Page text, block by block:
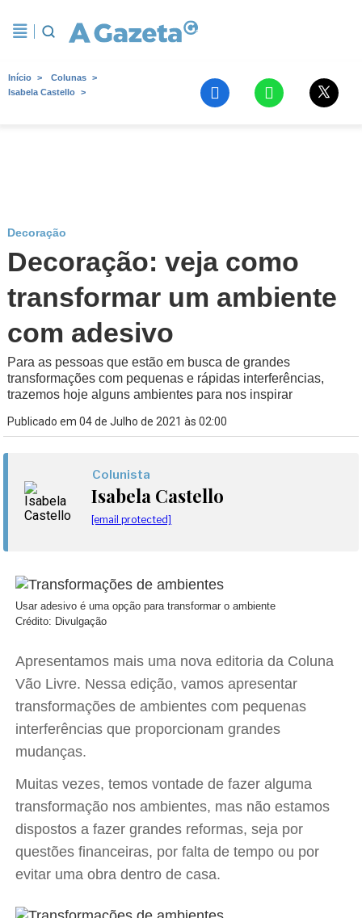
Início
Colunas
Isabela Castello
Decoração
Decoração: veja como
transformar um ambiente
com adesivo
Para as pessoas que estão em busca de grandes
transformações com pequenas e rápidas interferências,
trazemos hoje alguns ambientes para nos inspirar
Publicado em 04 de Julho de 2021 às 02:00
Colunista
Isabela Castello
[email protected]
Usar adesivo é uma opção para transformar o ambiente
Crédito: Divulgação
Apresentamos mais uma nova editoria da Coluna
Vão Livre. Nessa edição, vamos apresentar
transformações de ambientes com pequenas
interferências que proporcionam grandes
mudanças.
Muitas vezes, temos vontade de fazer alguma
transformação nos ambientes, mas não estamos
dispostos a fazer grandes reformas, seja por
questões financeiras, por falta de tempo ou por
evitar uma obra dentro de casa.